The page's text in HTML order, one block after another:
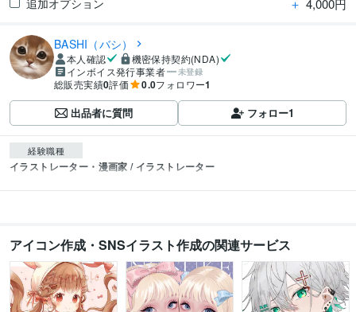
BASHI（バシ）
本人確認
機密保持契約(NDA)
インボイス発行事業者
未登録
総販売実績0評価 0.0フォロワー1
出品者に質問 フォロー1
経験職種
イラストレーター・漫画家 / イラストレーター
アイコン作成・SNSイラスト作成の関連サービス